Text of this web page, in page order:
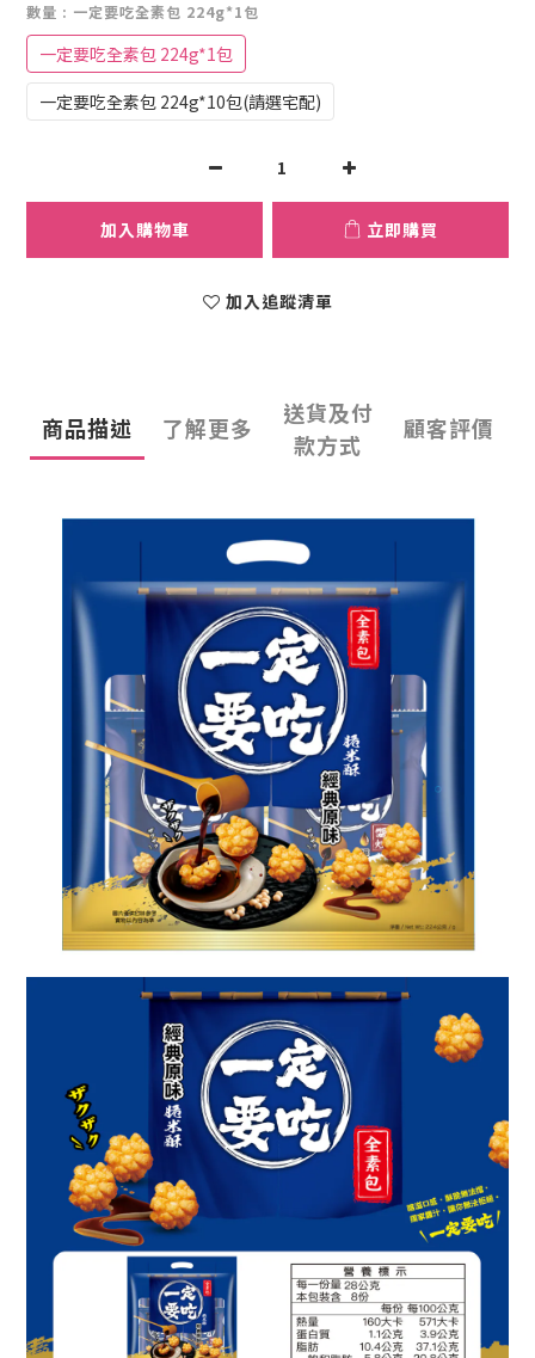
數量 : 一定要吃全素包 224g*1包
一定要吃全素包 224g*1包
一定要吃全素包 224g*10包(請選宅配)
加入購物車 立即購買
加入追蹤清單
商品描述 了解更多
送貨及付
款方式
顧客評價